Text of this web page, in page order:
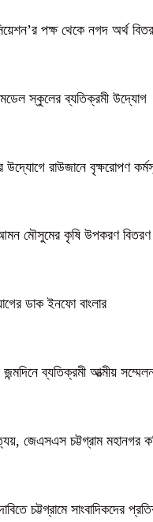
পক্ষ থেকে নগদ অর্থ
স্কুলের ব্যতিক্রমী উদ্যোগ
উদ্যোগে রাউজানে বৃক্ষরোপণ
আমন মৌসুমের কৃষি উপকরণ
ডাক ইনফো বাংলার
ব্যতিক্রমী আত্মীয়
জেএসএস চট্টগ্রাম মহানগর
চট্টগ্রামে সাংবাদিকদের